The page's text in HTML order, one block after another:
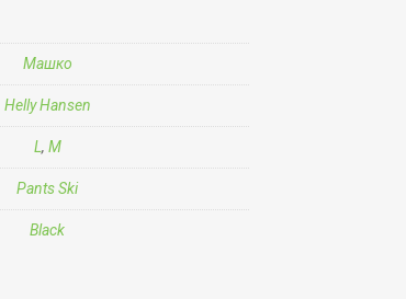
Машко
Helly Hansen
L, M
Pants Ski
Black